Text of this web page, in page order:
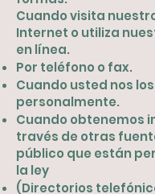
Cuando visita
Internet o utiliza
en línea.
Por teléfono o fax.
Cuando usted nos
personalmente.
Cuando obtenemos
través de otras
público que están
la ley
(Directorios